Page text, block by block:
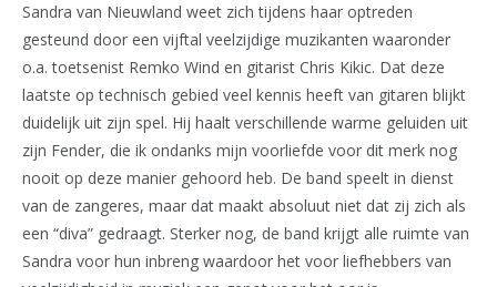
Sandra van Nieuwland weet zich tijdens haar optreden
gesteund door een vijftal veelzijdige muzikanten waaronder
o.a. toetsenist Remko Wind en gitarist Chris Kikic. Dat deze
laatste op technisch gebied veel kennis heeft van gitaren blijkt
duidelijk uit zijn spel. Hij haalt verschillende warme geluiden uit
zijn Fender, die ik ondanks mijn voorliefde voor dit merk nog
nooit op deze manier gehoord heb. De band speelt in dienst
van de zangeres, maar dat maakt absoluut niet dat zij zich als
een “diva” gedraagt. Sterker nog, de band krijgt alle ruimte van
Sandra voor hun inbreng waardoor het voor liefhebbers van